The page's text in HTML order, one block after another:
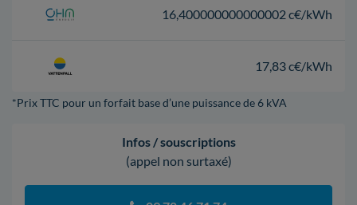
16,400000000000002 c€/kWh
17,83 c€/kWh
*Prix TTC pour un forfait base d’une puissance de 6 kVA
Infos / souscriptions
(appel non surtaxé)